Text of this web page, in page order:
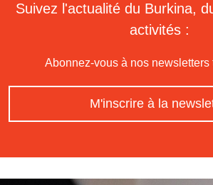
Suivez l'actualité du Burkina,
activités :
Abonnez-vous à nos newsletters
M'inscrire à la